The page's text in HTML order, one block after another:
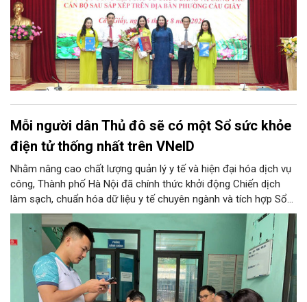
Mỗi người dân Thủ đô sẽ có một Sổ sức khỏe
điện tử thống nhất trên VNeID
Nhằm nâng cao chất lượng quản lý y tế và hiện đại hóa dịch vụ
công, Thành phố Hà Nội đã chính thức khởi động Chiến dịch
làm sạch, chuẩn hóa dữ liệu y tế chuyên ngành và tích hợp Sổ
sức khỏe điện tử trên ứng dụng VNeID. Chương trình trọng điểm
này hứa hẹn giúp mỗi người dân Thủ đô làm chủ một hồ sơ sức
khỏe điện tử duy nhất, cho phép theo dõi và chăm sóc sức
khỏe toàn diện theo vòng đời trên không gian mạng.